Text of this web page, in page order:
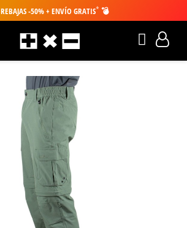
REBAJAS -50% + ENVÍO GRATIS* 💣